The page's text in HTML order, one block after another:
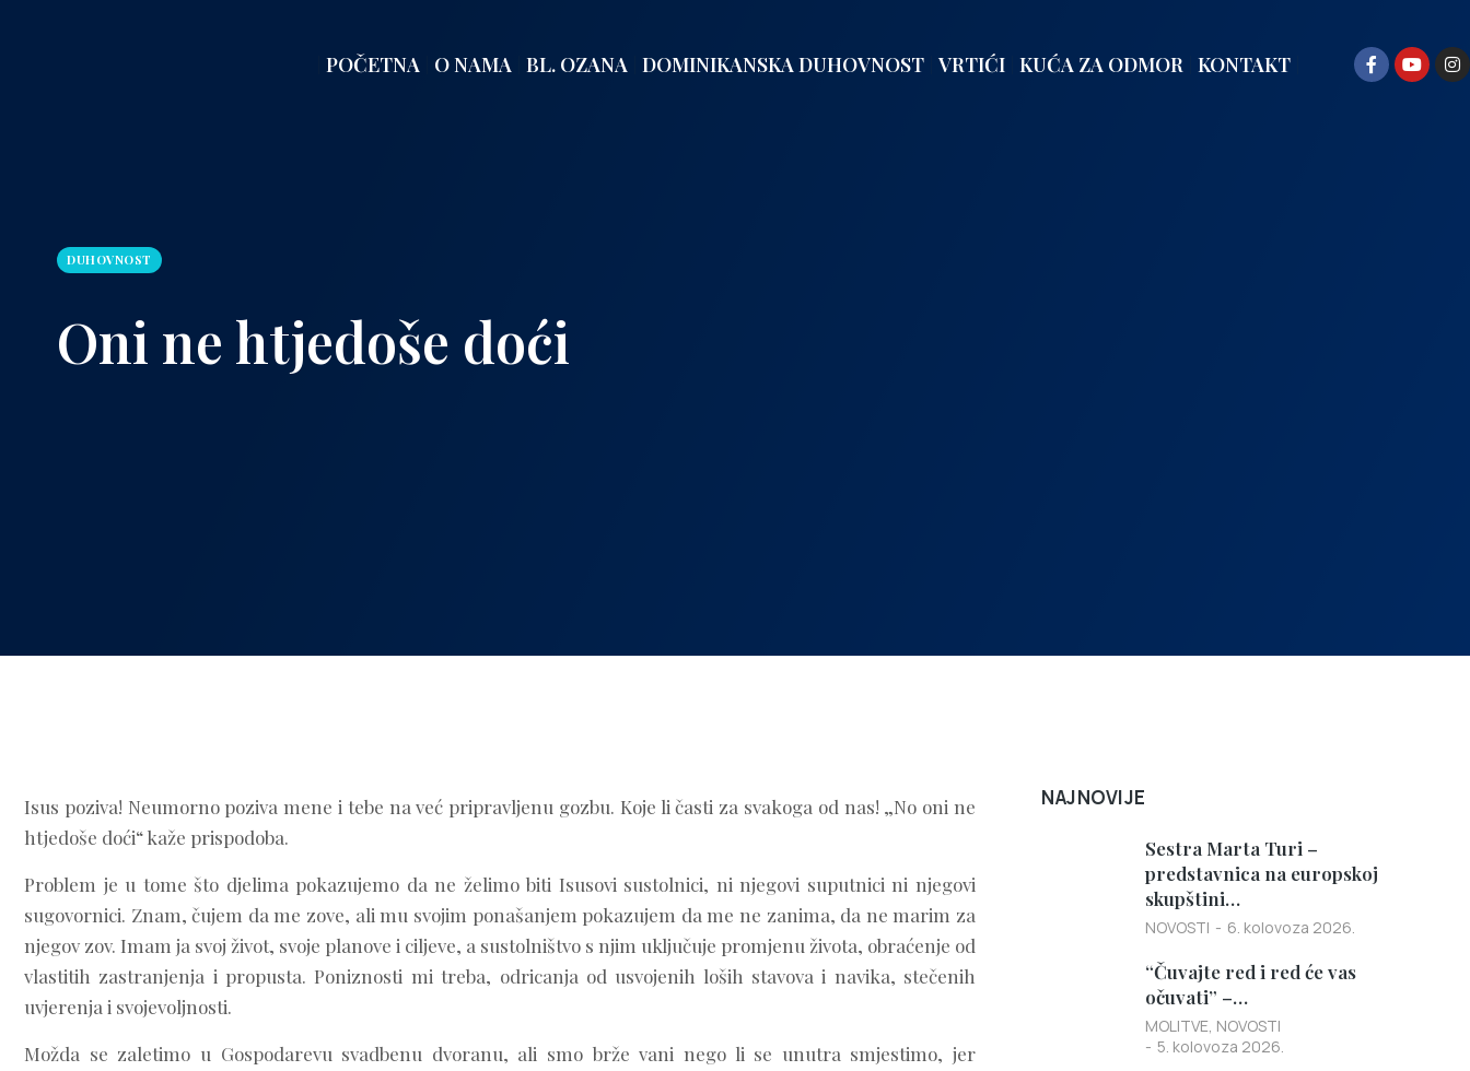
POČETNA O NAMA BL. OZANA DOMINIKANSKA DUHOVNOST VRTIĆI KUĆA ZA ODMOR KONTAKT
DUHOVNOST
Oni ne htjedoše doći
Isus poziva! Neumorno poziva mene i tebe na već pripravljenu gozbu. Koje li časti za svakoga od nas! „No oni ne
htjedoše doći“ kaže prispodoba.
Problem je u tome što djelima pokazujemo da ne želimo biti Isusovi sustolnici, ni njegovi suputnici ni njegovi
sugovornici. Znam, čujem da me zove, ali mu svojim ponašanjem pokazujem da me ne zanima, da ne marim za
njegov zov. Imam ja svoj život, svoje planove i ciljeve, a sustolništvo s njim uključuje promjenu života, obraćenje od
vlastitih zastranjenja i propusta. Poniznosti mi treba, odricanja od usvojenih loših stavova i navika, stečenih
uvjerenja i svojevoljnosti.
Možda se zaletimo u Gospodarevu svadbenu dvoranu, ali smo brže vani nego li se unutra smjestimo, jer
NAJNOVIJE
Sestra Marta Turi –
predstavnica na europskoj
skupštini…
NOVOSTI 6. kolovoza 2026.
“Čuvajte red i red će vas
očuvati” –…
MOLITVE, NOVOSTI
5. kolovoza 2026.